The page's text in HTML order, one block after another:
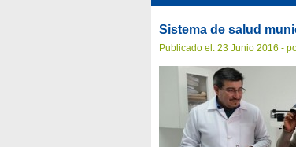
Sistema de salud
Publicado el: 23 Junio 2016 -